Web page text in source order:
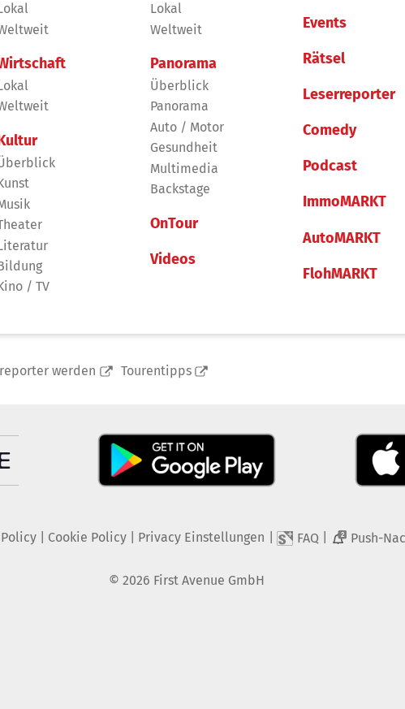
/ TV
Lokal
Weltweit
Panorama
Überblick
Panorama
Auto / Motor
Gesundheit
Multimedia
Backstage
OnTour
Videos
Events
Rätsel
Leserreporter
Comedy
Podcast
ImmoMARKT
AutoMARKT
FlohMARKT
werden Tourentipps
| Cookie Policy| Privacy Einstellungen FAQ 2 Push-
© 2026 First Avenue GmbH